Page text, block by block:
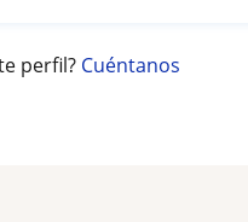
perfil? Cuéntanos